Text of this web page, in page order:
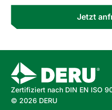
Jetzt
Zertifiziert nach DIN EN ISO
© 2026 DERU